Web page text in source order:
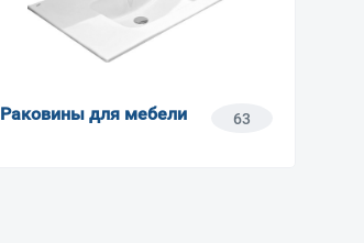
Раковины для мебели 63